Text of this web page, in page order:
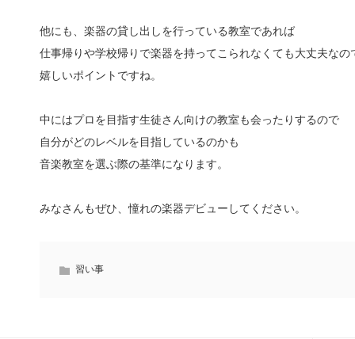
他にも、楽器の貸し出しを行っている教室であれば
仕事帰りや学校帰りで楽器を持ってこられなくても大丈夫なの
嬉しいポイントですね。
中にはプロを目指す生徒さん向けの教室も会ったりするので
自分がどのレベルを目指しているのかも
音楽教室を選ぶ際の基準になります。
みなさんもぜひ、憧れの楽器デビューしてください。
習い事